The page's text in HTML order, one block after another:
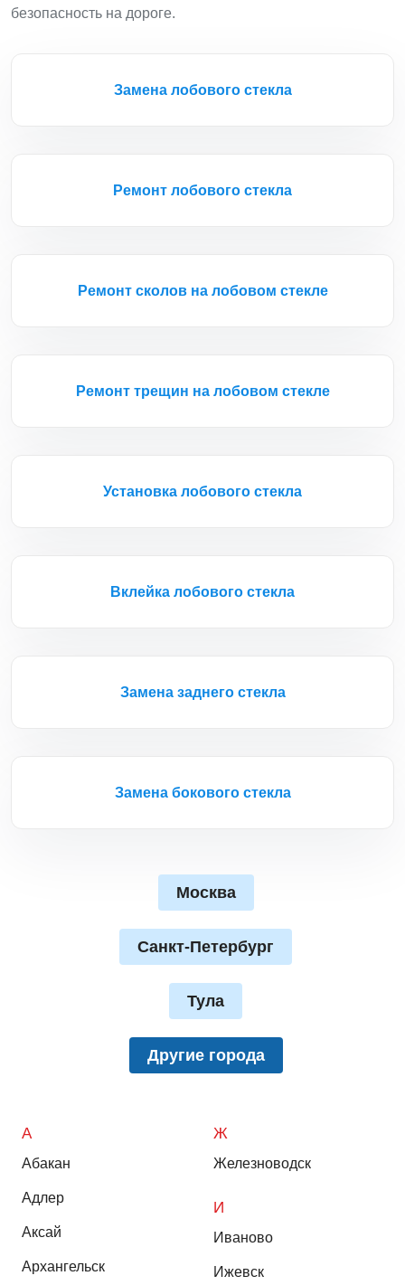
безопасность на дороге.
Замена лобового стекла
Ремонт лобового стекла
Ремонт сколов на лобовом стекле
Ремонт трещин на лобовом стекле
Установка лобового стекла
Вклейка лобового стекла
Замена заднего стекла
Замена бокового стекла
Москва
Санкт-Петербург
Тула
Другие города
А
Абакан
Адлер
Аксай
Архангельск
Ж
Железноводск
И
Иваново
Ижевск